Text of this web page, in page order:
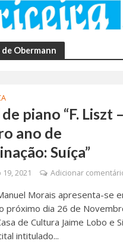
de Obermann
piano “F. Liszt –
ano de
Suíça”
2021 Adicionar
Morais apresenta-se
próximo dia 26 de
de Cultura Jaime Lobo e
intitulado...